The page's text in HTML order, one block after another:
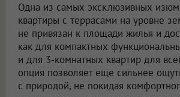
Одна из самых эксклюзивных
квартиры с террасами на уровне
не привязан к площади жилья и
как для компактных
и для 3-комнатных квартир для
опция позволяет еще сильнее
с природой, не покидая